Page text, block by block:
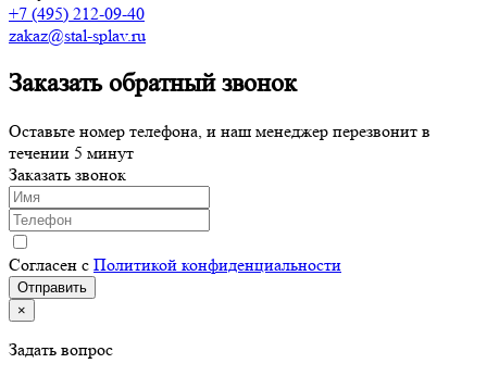
+7 (495) 212-09-40
zakaz@stal-splav.ru
Заказать обратный звонок
Оставьте номер телефона, и наш менеджер перезвонит в
течении 5 минут
Заказать звонок
Согласен с Политикой конфиденциальности
×
Задать вопрос